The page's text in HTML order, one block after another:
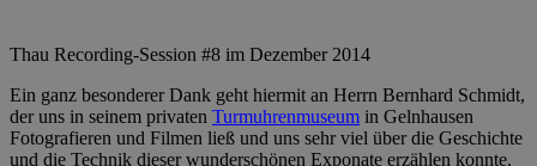
Thau Recording-Session #8 im Dezember 2014
Ein ganz besonderer Dank geht hiermit an Herrn Bernhard Schmidt,
der uns in seinem privaten Turmuhrenmuseum in Gelnhausen
Fotografieren und Filmen ließ und uns sehr viel über die Geschichte
und die Technik dieser wunderschönen Exponate erzählen konnte.